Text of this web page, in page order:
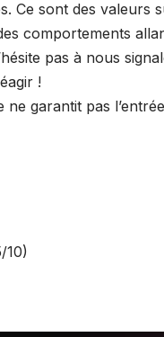
Ce sont des valeurs
comportements
pas à nous
!
garantit pas
10)